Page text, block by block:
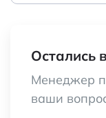
Остались
Менеджер
ваши